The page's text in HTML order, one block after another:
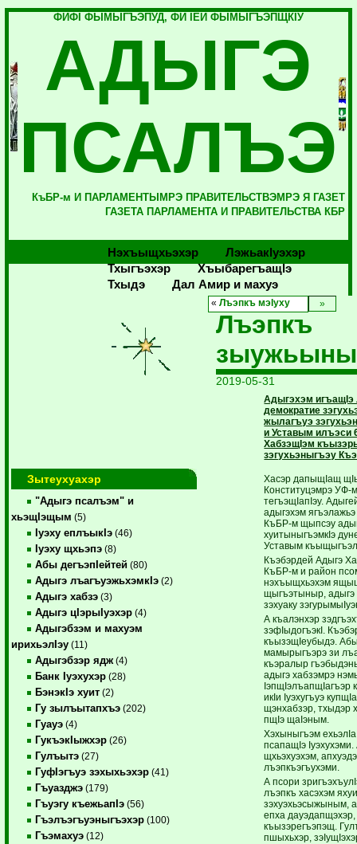
ФИФI ФЫМЫГЪЭПУД, ФИ IЕЙ ФЫМЫГЪЭПЩКIУ
АДЫГЭ
ПСАЛЪЭ
КъБР-м И ПАРЛАМЕНТЫМРЭ ПРАВИТЕЛЬСТВЭМРЭ Я ГАЗЕТ
ГАЗЕТА ПАРЛАМЕНТА И ПРАВИТЕЛЬСТВА КБР
Нэхъыщхьэхэр
Лэжьакlуэхэр
Тхыгъэхэр
Хъыбарегъащlэ
Тхыдэ
Дал Амир и махуэ
Зытеухуахэр
"Адыгэ псалъэм" и
хьэщIэщым (5)
Iуэху еплъыкIэ (46)
Iуэху щхьэпэ (8)
Абы дегъэпIейтей (80)
Адыгэ лъагъуэжьхэмкIэ (2)
Адыгэ хабзэ (3)
Адыгэ цIэрыIуэхэр (4)
Адыгэбзэм и махуэм
ирихьэлIэу (11)
Адыгэбзэр ядж (4)
Банк Iуэхухэр (28)
БэнэкIэ хуит (2)
Гу зылъытапхъэ (202)
Гуауэ (4)
ГукъэкIыжхэр (26)
Гулъытэ (27)
ГуфIэгъуэ зэхыхьэхэр (41)
Гъуазджэ (179)
Гъуэгу къежьапIэ (56)
Гъэлъэгъуэныгъэхэр (100)
Гъэмахуэ (12)
«Лъэпкъ мэIуху
Лъэпкъ
2019-05-31
Адыгэхэм игъащIэ
демократие
жылагъуэ
и Уставым илъэси
ХабзэщIэм
зэгухьэныгъэу
Хасэр дапыщIащ
Конституцэмрэ УФ-
тегъэщIапIэу.
адыгэхэм
КъБР-м щыпсэу
хуитыныгъэмкIэ
Уставым
Къэбэрдей Адыгэ
КъБР-м и район
нэхъыщхьэхэм
щыгъэтыныр, адыгэ
зэхуаку
А къалэнхэр
зэфIыдогъэкI.
къызэщIеубыдэ.
мамырыгъэрэ зи
къэралыр
адыгэ хабзэмрэ
IэпщIэлъапщIагъэр
икIи Iуэхугъуэ
щэнхабзэр, тхыдэр
пщIэ щаIэным.
Хэхыныгъэм
псапащIэ
щхьэхуэхэм,
лъэпкъэгъухэми.
А псори
лъэпкъ хасэхэм
зэхуэхьэсыжыным,
епха дауэдапщэхэр,
къызэрегъэпэщ.
пшыхьхэр,